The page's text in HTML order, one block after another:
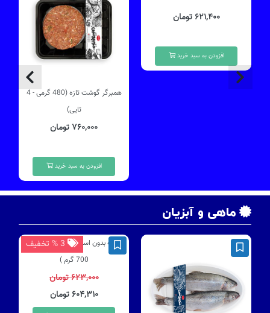
۶۲۱,۴۰۰ تومان
افزودن به سبد خرید
همبرگر گوشت تازه (480 گرمی - 4
تایی)
۷۶۰,۰۰۰ تومان
افزودن به سبد خرید
ماهی و آبزیان
فیله بدون استخوان قزل آلا تازه (
700 گرم )
۶۲۳,۰۰۰ تومان
۶۰۴,۳۱۰ تومان